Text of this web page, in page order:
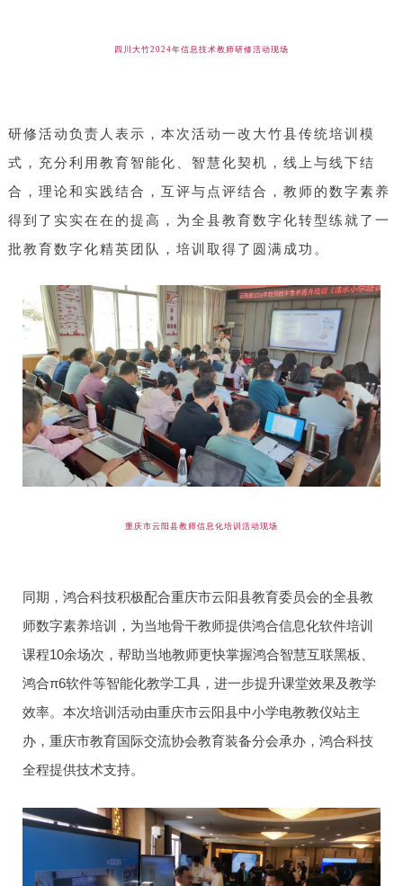
四川大竹2024年信息技术教师研修活动现场
研修活动负责人表示，本次活动一改大竹县传统培训模
式，充分利用教育智能化、智慧化契机，线上与线下结
合，理论和实践结合，互评与点评结合，教师的数字素养
得到了实实在在的提高，为全县教育数字化转型练就了一
批教育数字化精英团队，培训取得了圆满成功。
重庆市云阳县教师信息化培训活动现场
同期，鸿合科技积极配合重庆市云阳县教育委员会的全县教
师数字素养培训，为当地骨干教师提供鸿合信息化软件培训
课程10余场次，帮助当地教师更快掌握鸿合智慧互联黑板、
鸿合π6软件等智能化教学工具，进一步提升课堂效果及教学
效率。本次培训活动由重庆市云阳县中小学电教教仪站主
办，重庆市教育国际交流协会教育装备分会承办，鸿合科技
全程提供技术支持。